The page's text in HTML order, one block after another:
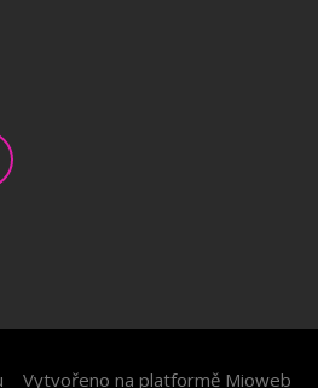
Vytvořeno na platformě Mioweb